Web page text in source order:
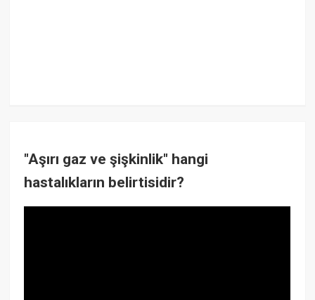
"Aşırı gaz ve şişkinlik" hangi
hastalıkların belirtisidir?